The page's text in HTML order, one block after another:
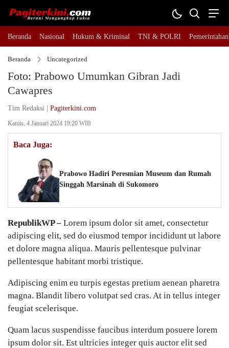
Beranda Nasional Hukum & Kriminal TNI & POLRI Pemerintahan
Beranda Uncategorized
Foto: Prabowo Umumkan Gibran Jadi
Cawapres
Tim Redaksi | Pagiterkini.com
Kamis, 4 Januari 2024 19:20 WIB
Baca Juga:
Prabowo Hadiri Peresmian Museum dan Rumah
Singgah Marsinah di Sukomoro
RepublikWP– Lorem ipsum dolor sit amet, consectetur
adipiscing elit, sed do eiusmod tempor incididunt ut labore
et dolore magna aliqua. Mauris pellentesque pulvinar
pellentesque habitant morbi tristique.
Adipiscing enim eu turpis egestas pretium aenean pharetra
magna. Blandit libero volutpat sed cras. At in tellus integer
feugiat scelerisque.
Quam lacus suspendisse faucibus interdum posuere lorem
ipsum dolor sit. Est ultricies integer quis auctor elit sed